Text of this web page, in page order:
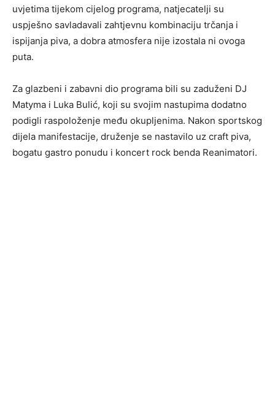
uvjetima tijekom cijelog programa, natjecatelji su
uspješno savladavali zahtjevnu kombinaciju trčanja i
ispijanja piva, a dobra atmosfera nije izostala ni ovoga
puta.
Za glazbeni i zabavni dio programa bili su zaduženi DJ
Matyma i Luka Bulić, koji su svojim nastupima dodatno
podigli raspoloženje među okupljenima. Nakon sportskog
dijela manifestacije, druženje se nastavilo uz craft piva,
bogatu gastro ponudu i koncert rock benda Reanimatori.